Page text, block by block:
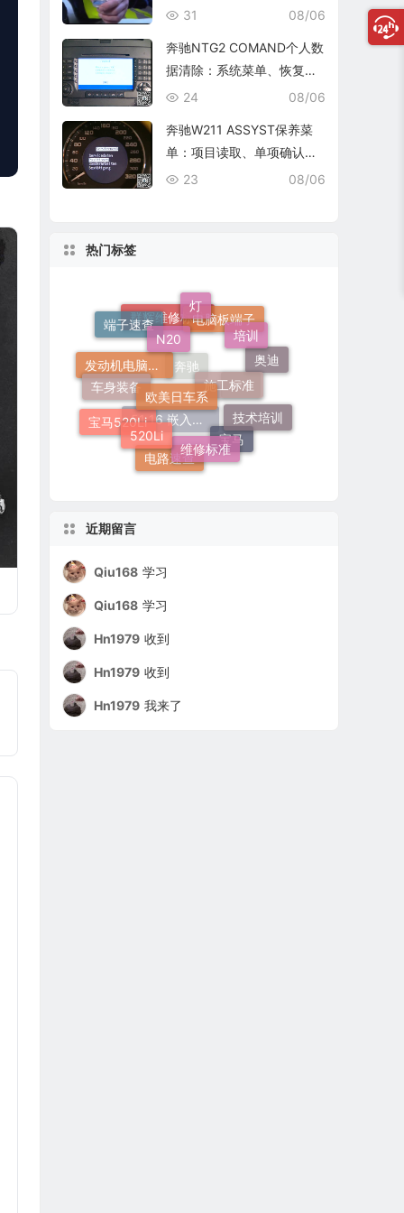
复查 08/06
31
奔驰NTG2 COMAND个人数
据清除：系统菜单、恢复出
厂与结果确认
08/06
24
奔驰W211 ASSYST保养菜
单：项目读取、单项确认与
复位核查
08/06
23
热门标签
51 16 嵌入式烟灰缸托架
奔驰
F18
宝马
电路速查
宝马520Li
发动机电脑端子
群辉维修标准电脑板端子
奥迪
技术培训
维修标准
520Li
车身装备
端子速查
灯
培训
施工标准
欧美日车系
N20
近期留言
Qiu168 学习
Qiu168 学习
Hn1979 收到
Hn1979 收到
Hn1979 我来了